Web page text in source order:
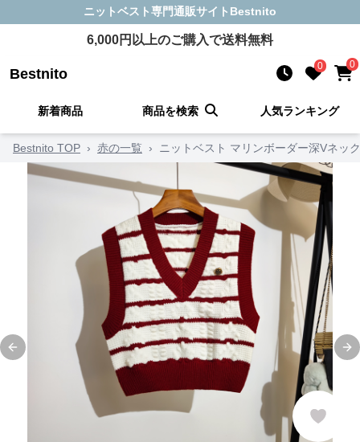
ニットベスト専門通販サイト Bestnito
6,000円以上のご購入で送料無料
Bestnito 0 0
新着商品 商品を検索 人気ランキング
Bestnito TOP › 赤の一覧 › ニットベスト マリンボーダー深Vネッ
Previous slide